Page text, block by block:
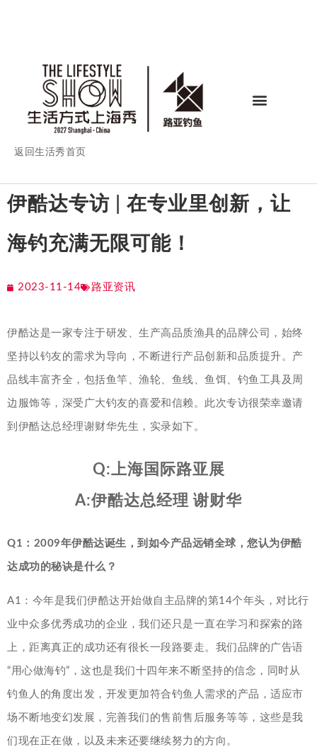
返回生活秀首页
伊酷达专访 | 在专业里创新，让
海钓充满无限可能！
2023-11-14 路亚资讯
伊酷达是一家专注于研发、生产高品质渔具的品牌公司，始终
坚持以钓友的需求为导向，不断进行产品创新和品质提升。产
品线丰富齐全，包括鱼竿、渔轮、鱼线、鱼饵、钓鱼工具及周
边服饰等，深受广大钓友的喜爱和信赖。此次专访很荣幸邀请
到伊酷达总经理谢财华先生，实录如下。
Q:上海国际路亚展
A:伊酷达总经理 谢财华
Q1：2009年伊酷达诞生，到如今产品远销全球，您认为伊酷
达成功的秘诀是什么？
A1：今年是我们伊酷达开始做自主品牌的第14个年头，对比行
业中众多优秀成功的企业，我们还只是一直在学习和探索的路
上，距离真正的成功还有很长一段路要走。我们品牌的广告语
“用心做海钓”，这也是我们十四年来不断坚持的信念，同时从
钓鱼人的角度出发，开发更加符合钓鱼人需求的产品，适应市
场不断地变幻发展，完善我们的售前售后服务等等，这些是我
们现在正在做，以及未来还要继续努力的方向。